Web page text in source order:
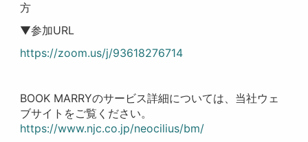
方
▼参加URL
https://zoom.us/j/93618276714
BOOK MARRYのサービス詳細については、当社ウェ
ブサイトをご覧ください。
https://www.njc.co.jp/neocilius/bm/